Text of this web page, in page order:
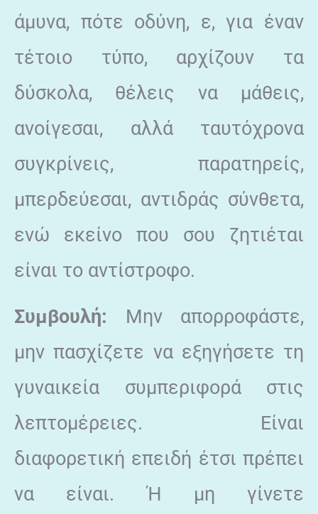
άμυνα, πότε οδύνη, ε, για έναν
τέτοιο τύπο, αρχίζουν τα
δύσκολα, θέλεις να μάθεις,
ανοίγεσαι, αλλά ταυτόχρονα
συγκρίνεις, παρατηρείς,
μπερδεύεσαι, αντιδράς σύνθετα,
ενώ εκείνο που σου ζητιέται
είναι το αντίστροφο.
Συμβουλή: Μην απορροφάστε,
μην πασχίζετε να εξηγήσετε τη
γυναικεία συμπεριφορά στις
λεπτομέρειες. Είναι
διαφορετική επειδή έτσι πρέπει
να είναι. Ή μη γίνετε